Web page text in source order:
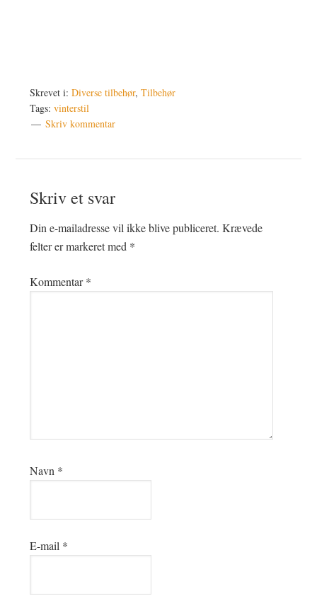
Skrevet i:Diverse tilbehør,Tilbehør
Tags:vinterstil
Skriv kommentar
Skriv et svar
Din e-mailadresse vil ikke blive publiceret. Krævede
felter er markeret med *
Kommentar*
Navn *
E-mail *